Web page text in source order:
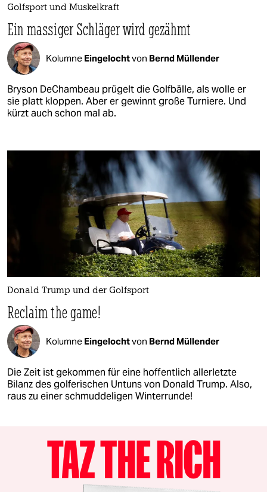
Golfsport und Muskelkraft
Ein massiger Schläger wird gezähmt
Kolumne Eingelochtvon Bernd Müllender
Bryson DeChambeau prügelt die Golfbälle, als wolle er
sie platt kloppen. Aber er gewinnt große Turniere. Und
kürzt auch schon mal ab.
Donald Trump und der Golfsport
Reclaim the game!
Kolumne Eingelochtvon Bernd Müllender
Die Zeit ist gekommen für eine hoffentlich allerletzte
Bilanz des golferischen Untuns von Donald Trump. Also,
raus zu einer schmuddeligen Winterrunde!